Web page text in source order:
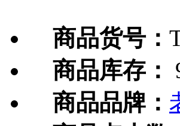
商品货号：
商品库存：
商品品牌：